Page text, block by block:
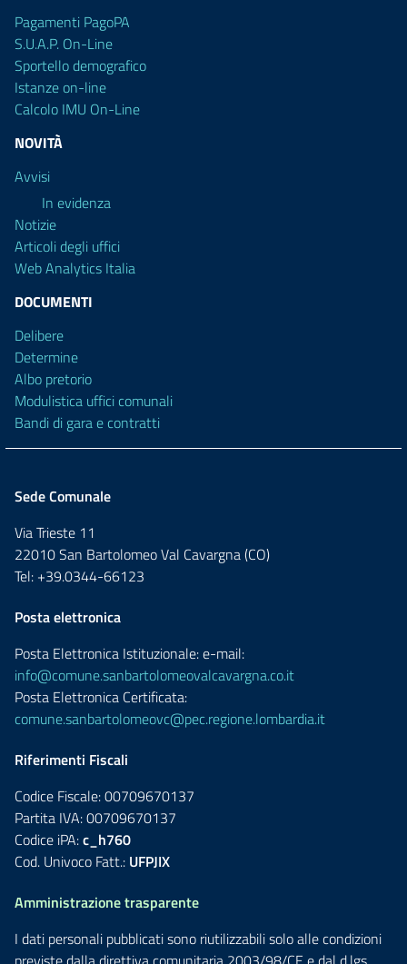
Pagamenti PagoPA
S.U.A.P. On-Line
Sportello demografico
Istanze on-line
Calcolo IMU On-Line
NOVITÀ
Avvisi
In evidenza
Notizie
Articoli degli uffici
Web Analytics Italia
DOCUMENTI
Delibere
Determine
Albo pretorio
Modulistica uffici comunali
Bandi di gara e contratti
Sede Comunale
Via Trieste 11
22010 San Bartolomeo Val Cavargna (CO)
Tel: +39.0344-66123
Posta elettronica
Posta Elettronica Istituzionale: e-mail:
info@comune.sanbartolomeovalcavargna.co.it
Posta Elettronica Certificata:
comune.sanbartolomeovc@pec.regione.lombardia.it
Riferimenti Fiscali
Codice Fiscale: 00709670137
Partita IVA: 00709670137
Codice iPA:c_h760
Cod. Univoco Fatt.: UFPJIX
Amministrazione trasparente
I dati personali pubblicati sono riutilizzabili solo alle condizioni